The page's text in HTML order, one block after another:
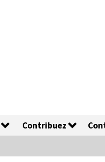
Contribuez